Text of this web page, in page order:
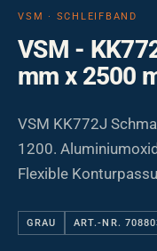
VSM · SCHLEIFBAND
VSM -
mm x 2500
VSM KK772J
1200.
Flexible
GRAU ART.-NR.